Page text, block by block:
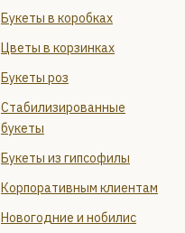
Букеты в коробках
Цветы в корзинках
Букеты роз
Стабилизированные
букеты
Букеты из гипсофилы
Корпоративным клиентам
Новогодние и нобилис